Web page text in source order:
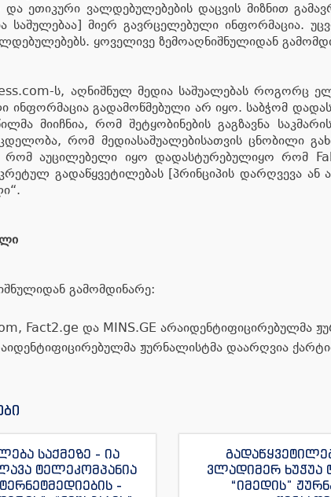
ეთიკური ვალდებულებების დაცვის მიზნით
საშულებაა] მიერ გავრცელებული ინფორმაცია.
ყოველივე ზემოაღნიშნულიდან
ს, აღნიშნულ მედია საშუალებას როგორც
ინფორმაცია გადამოწმებული არ იყო. საბჭომ
მიიჩნია, რომ შეტყობინების გაგზავნა
რომ მედიასაშუალებისათვის ცნობილი
აუცილებელი იყო დადასტურებულიყო რომ
გადაწყვეტილებას [პრინციპის დარღვევა
გამომდინარე:
Fact2.ge და MINS.GE არაიდენტიფიცირებულმა
ჟურნალისტმა დაარღვია
საქმეზე - ია
ტელეკომპანია
-
ვლადიმერ ხუჭუა
“იმედის”